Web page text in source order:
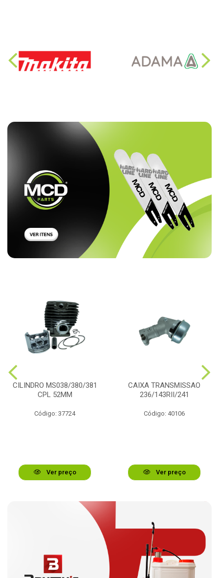
CILINDRO MS038/380/381
CPL 52MM
Código: 37724
Ver preço
CAIXA TRANSMISSAO
236/143RII/241
Código: 40106
Ver preço